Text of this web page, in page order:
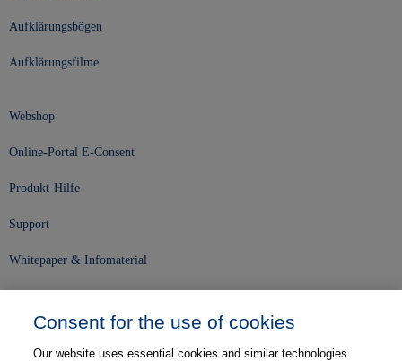
Aufklärungsbögen
Aufklärungsfilme
Webshop
Online-Portal E-Consent
Produkt-Hilfe
Support
Whitepaper & Infomaterial
Consent for the use of cookies
Our website uses essential cookies and similar technologies